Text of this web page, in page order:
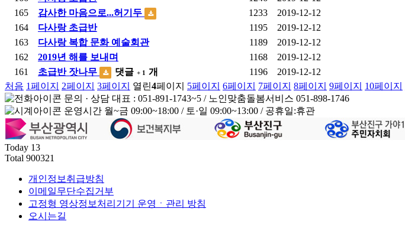
165
감사한 마음으로...허기두 1233
2019-12-12
164
다사랑 초급반 1195
2019-12-12
163
다사랑 복합 문화 예술회관 1189
2019-12-12
162
2019년 해를 보내며 1168
2019-12-12
161
초급반 잣나무 댓글 + 1 개 1196
2019-12-12
처음 1페이지 2페이지 3페이지 열린4페이지 5페이지 6페이지 7페이지 8페이지 9페이지 10페이지
문의 · 상담 대표 : 051-891-1743~5 / 노인맞춤돌봄서비스 051-898-1746
운영시간 월~금 09:00~18:00 / 토·일 09:00~13:00 / 공휴일:휴관
Today 13
Total 900321
개인정보취급방침
이메일무단수집거부
고정형 영상정보처리기기 운영ㆍ관리 방침
오시는길